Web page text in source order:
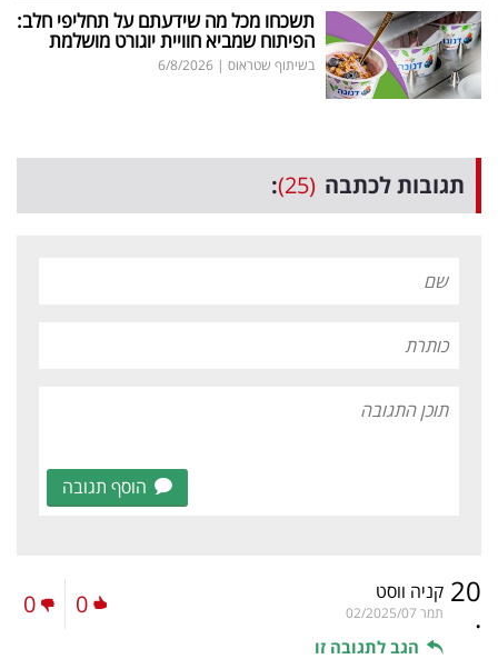
תשכחו מכל מה שידעתם על תחליפי חלב:
הפיתוח שמביא חוויית יוגורט מושלמת
בשיתוף שטראוס |
6/8/2026
תגובות לכתבה (25)
:
הוסף תגובה
20
.
קניה ווסט
תמר 02/2025/07
הגב לתגובה זו
0
0